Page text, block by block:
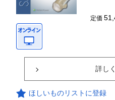
定価
詳し
ほしいものリストに登録